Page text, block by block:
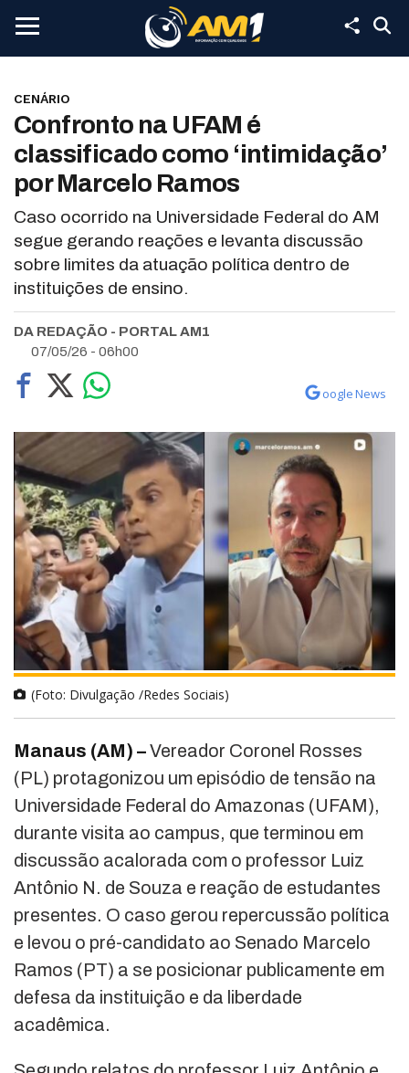
CENÁRIO
Confronto na UFAM é
classificado como ‘intimidação’
por Marcelo Ramos
Caso ocorrido na Universidade Federal do AM
segue gerando reações e levanta discussão
sobre limites da atuação política dentro de
instituições de ensino.
DA REDAÇÃO - PORTAL AM1
07/05/26 - 06h00
oogle News
(Foto: Divulgação /Redes Sociais)
Manaus (AM) –Vereador Coronel Rosses
(PL) protagonizou um episódio de tensão na
Universidade Federal do Amazonas (UFAM),
durante visita ao campus, que terminou em
discussão acalorada com o professor Luiz
Antônio N. de Souza e reação de estudantes
presentes. O caso gerou repercussão política
e levou o pré-candidato ao Senado Marcelo
Ramos (PT) a se posicionar publicamente em
defesa da instituição e da liberdade
acadêmica.